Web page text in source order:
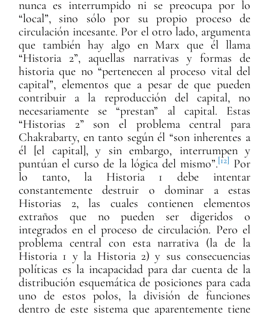
nunca es interrumpido ni se preocupa por lo
“local”, sino sólo por su propio proceso de
circulación incesante. Por el otro lado, argumenta
que también hay algo en Marx que él llama
“Historia 2”, aquellas narrativas y formas de
historia que no “pertenecen al proceso vital del
capital”, elementos que a pesar de que pueden
contribuir a la reproducción del capital, no
necesariamente se “prestan” al capital. Estas
“Historias 2” son el problema central para
Chakrabarty, en tanto según él “son inherentes a
él [el capital], y sin embargo, interrumpen y
puntúan el curso de la lógica del mismo”.[12] Por
lo tanto, la Historia 1 debe intentar
constantemente destruir o dominar a estas
Historias 2, las cuales contienen elementos
extraños que no pueden ser digeridos o
integrados en el proceso de circulación. Pero el
problema central con esta narrativa (la de la
Historia 1 y la Historia 2) y sus consecuencias
políticas es la incapacidad para dar cuenta de la
distribución esquemática de posiciones para cada
uno de estos polos, la división de funciones
dentro de este sistema que aparentemente tiene